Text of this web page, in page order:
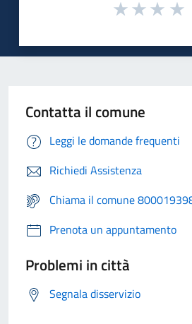
Contatta il comune
Leggi le domande frequenti
Richiedi Assistenza
Chiama il comune
Prenota un appuntamento
Problemi in città
Segnala disservizio